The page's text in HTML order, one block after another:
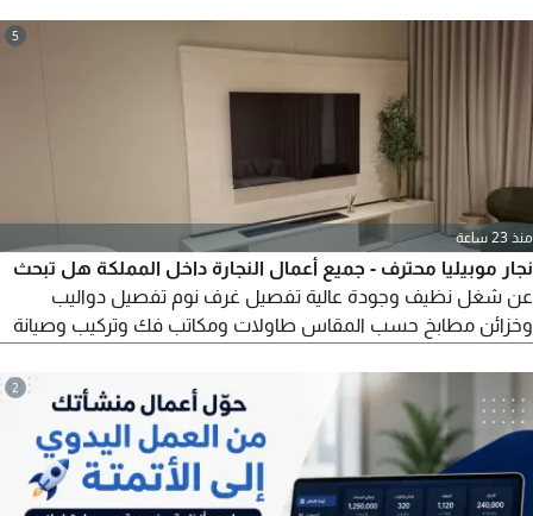
والرد على الاستفسارات. المساعدة في الحصول على عروض تأمين
مناسبة من الجهات المختصة. للتواصل عبر واتساب سرعة في
المتابعة مصداقية في التعامل
5
منذ 23 ساعة
نجار موبيليا محترف - جميع أعمال النجارة داخل المملكة هل تبحث
عن شغل نظيف وجودة عالية تفصيل غرف نوم تفصيل دواليب
وخزائن مطابخ حسب المقاس طاولات ومكاتب فك وتركيب وصيانة
وجودة في التنفيذ الالتزام بالمواعيد وأسعار مناسبة خدمة في جميع
مناطق المملكة
2